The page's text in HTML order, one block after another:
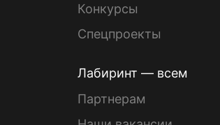
Конкурсы
Спецпроекты
Лабиринт — всем
Партнерам